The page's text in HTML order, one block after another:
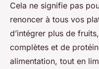
Cela ne signifie pas
renoncer à tous vos
d’intégrer plus de
complètes et de
alimentation, tout en